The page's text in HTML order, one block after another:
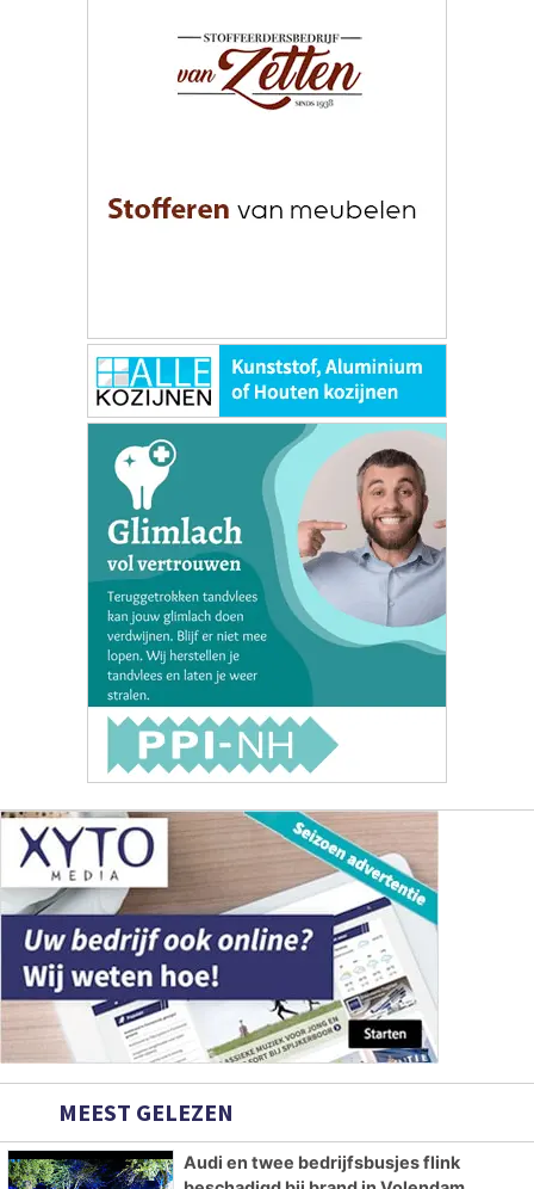
MEEST GELEZEN
Audi en twee bedrijfsbusjes flink